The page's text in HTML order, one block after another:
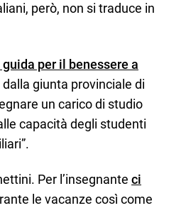
però, non si traduce in
per il benessere a
giunta provinciale di
un carico di studio
capacità degli studenti
Per l’insegnante ci
le vacanze così come